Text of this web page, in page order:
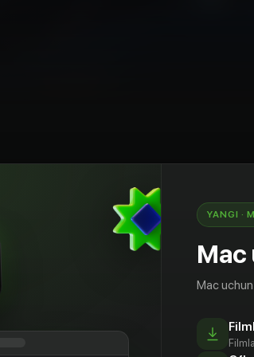
AQSh
рассказывает историю индийско-
и бывшего бойца
недавно освободившегося из
и преображения.
он неожиданно становится
безжалостном центре славы.
YANGI ·
Mac
Mac